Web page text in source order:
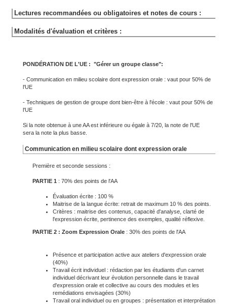
Lectures recommandées ou obligatoires et notes de cours :
Modalités d'évaluation et critères :
PONDÉRATION DE L'UE : "Gérer un groupe classe":
- Communication en milieu scolaire dont expression orale : vaut pour 50% de
l'UE
- Techniques de gestion de groupe dont bien-être à l'école : vaut pour 50% de
l'UE
Si la note obtenue à une AA est inférieure ou égale à 7/20, la note de l'UE
sera la note la plus basse.
Communication en milieu scolaire dont expression orale
Première et seconde sessions :
PARTIE 1 : 70% des points de l'AA
Évaluation écrite : 100 %
Maitrise de la langue écrite: retrait de maximum 10 % des points.
Critères : maitrise des contenus, capacité d'analyse, clarté de
l'expression écrite, pertinence des exemples, qualité réflexive.
PARTIE 2 : Zoom Expression Orale : 30% des points de l'AA
Présence et participation active aux ateliers d'expression orale
(40%)
Travail écrit individuel : rédaction par les étudiants d'un carnet
individuel décrivant leur évolution personnelle dans le travail
d'expression orale et collective au cours des modules et les
remédiations envisagées (30%)
Travail oral individuel ou en groupes : présentation et interprétation